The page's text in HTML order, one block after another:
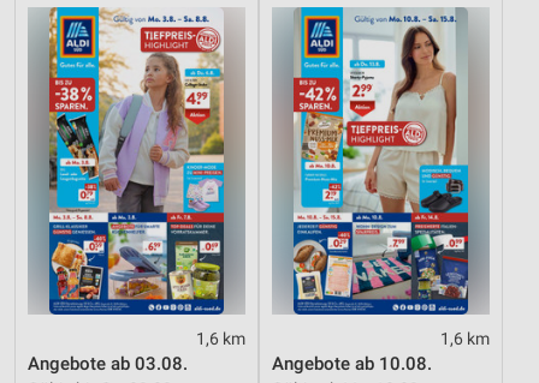
1,6 km
Angebote ab 03.08.
1,6 km
Angebote ab 10.08.
Werbung